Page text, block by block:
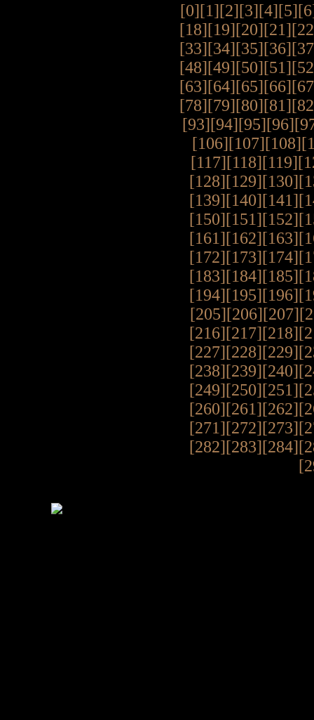
[0][1][2][3][4][5]
[18][19][20][21]
[33][34][35][36]
[48][49][50][51]
[63][64][65][66]
[78][79][80][81]
[93][94][95][96]
[106][107][108]
[117][118][119]
[128][129][130]
[139][140][141]
[150][151][152]
[161][162][163]
[172][173][174]
[183][184][185]
[194][195][196]
[205][206][207]
[216][217][218]
[227][228][229]
[238][239][240]
[249][250][251]
[260][261][262]
[271][272][273]
[282][283][284]